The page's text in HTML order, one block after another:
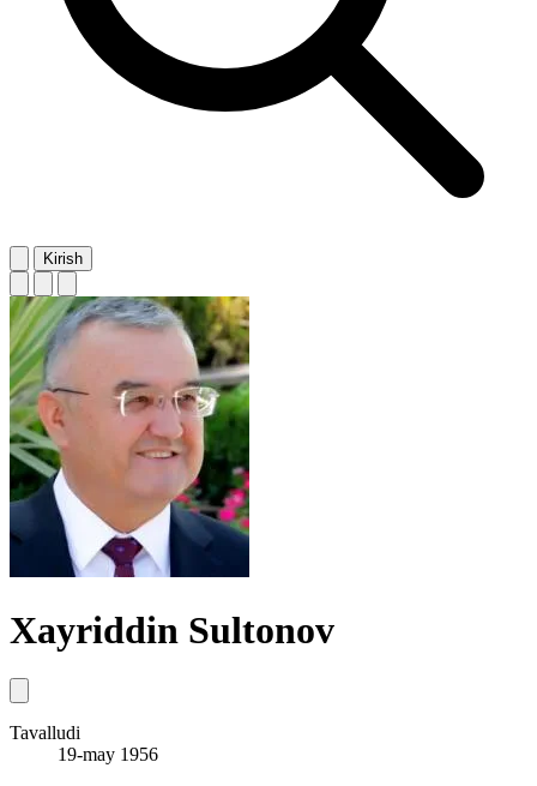
Kirish
Xayriddin Sultonov
Tavalludi
19-may 1956